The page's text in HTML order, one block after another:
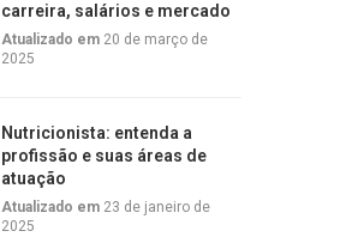
carreira, salários e mercado
Atualizado em 20 de março de
2025
Nutricionista: entenda a
profissão e suas áreas de
atuação
Atualizado em 23 de janeiro de
2025